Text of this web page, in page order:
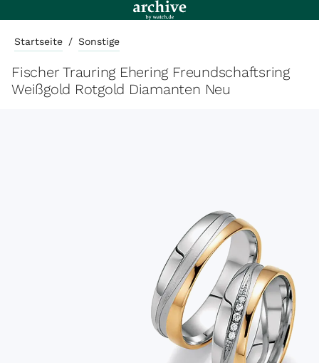
Startseite / Sonstige
Fischer Trauring Ehering Freundschaftsring
Weißgold Rotgold Diamanten Neu